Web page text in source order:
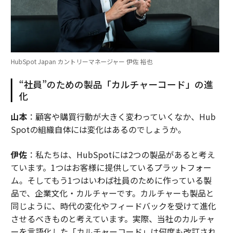
HubSpot Japan カントリーマネージャー 伊佐 裕也
“社員”のための製品「カルチャーコード」の進
化
山本：顧客や購買行動が大きく変わっていくなか、Hub
Spotの組織自体には変化はあるのでしょうか。
伊佐：私たちは、HubSpotには2つの製品があると考え
ています。1つはお客様に提供しているプラットフォー
ム。そしてもう1つはいわば社員のために作っている製
品で、企業文化・カルチャーです。カルチャーも製品と
同じように、時代の変化やフィードバックを受けて進化
させるべきものと考えています。実際、当社のカルチャ